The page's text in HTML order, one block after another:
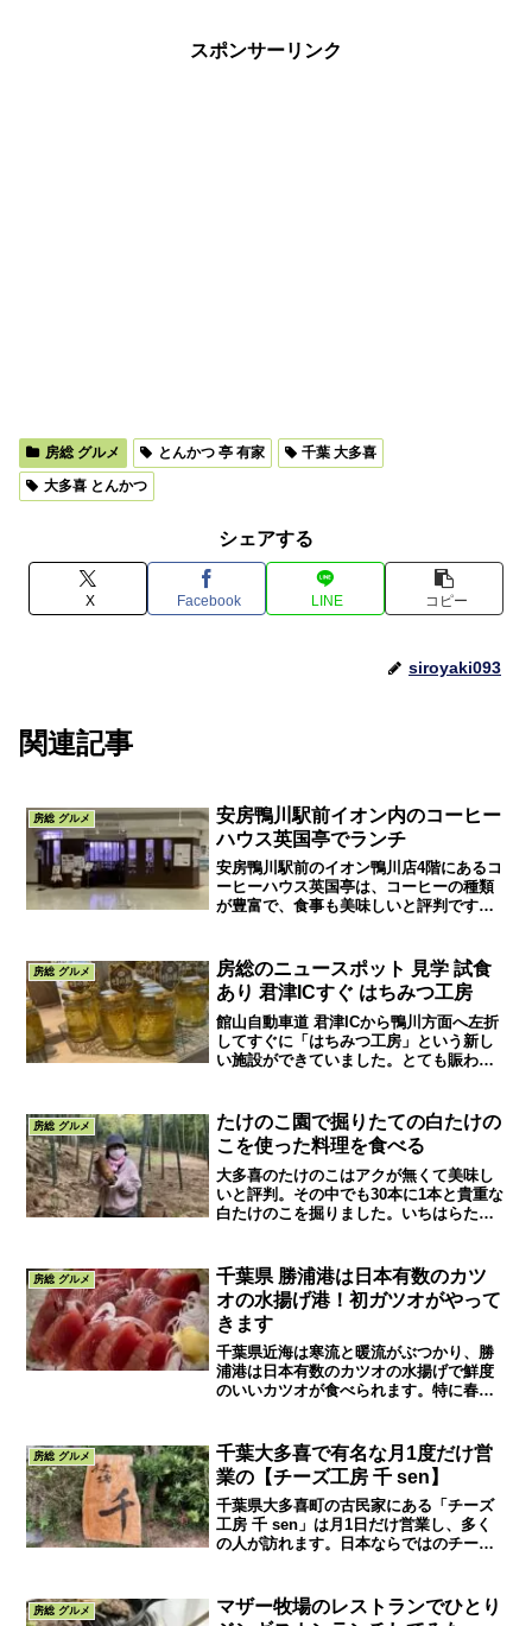
スポンサーリンク
房総 グルメ とんかつ 亭 有家
千葉 大多喜
大多喜 とんかつ
シェアする
X Facebook LINE コピー
siroyaki093
関連記事
房総 グルメ
安房鴨川駅前イオン内のコーヒー
ハウス英国亭でランチ
安房鴨川駅前のイオン鴨川店4階にあるコ
ーヒーハウス英国亭は、コーヒーの種類
が豊富で、食事も美味しいと評判です。
ね。
房総 グルメ
房総のニュースポット 見学 試食
あり 君津ICすぐ はちみつ工房
館山自動車道 君津ICから鴨川方面へ左折
してすぐに「はちみつ工房」という新し
い施設ができていました。とても賑わっ
す。試食・試飲・見学ツアーもあって充
実しています。
房総 グルメ
たけのこ園で掘りたての白たけの
こを使った料理を食べる
大多喜のたけのこはアクが無くて美味し
いと評判。その中でも30本に1本と貴重な
白たけのこを掘りました。いちはらたけ
お楽しみです。
房総 グルメ
千葉県 勝浦港は日本有数のカツ
オの水揚げ港！初ガツオがやって
きます
千葉県近海は寒流と暖流がぶつかり、勝
浦港は日本有数のカツオの水揚げで鮮度
のいいカツオが食べられます。特に春か
話です。カツオの美味しい食べ方も紹介
します。
房総 グルメ
千葉大多喜で有名な月1度だけ営
業の【チーズ工房 千 sen】
千葉県大多喜町の古民家にある「チーズ
工房 千 sen」は月1日だけ営業し、多く
の人が訪れます。日本ならではのチーズ
最高賞にあたる農林水産大臣賞を受賞。
情熱大陸にも出演。
房総 グルメ
マザー牧場のレストランでひとり